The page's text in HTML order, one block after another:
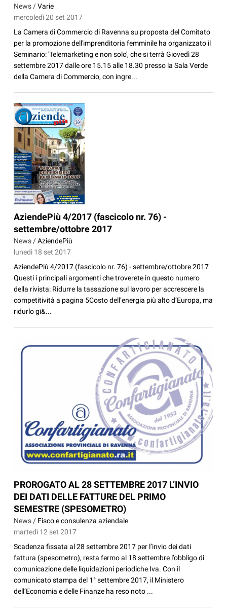
News /Varie
mercoledì 20 set 2017
La Camera di Commercio di Ravenna su proposta del Comitato
per la promozione dell'imprenditoria femminile ha organizzato il
Seminario: 'Telemarketing e non solo', che si terrà Giovedì 28
settembre 2017 dalle ore 15.15 alle 18.30 presso la Sala Verde
della Camera di Commercio, con ingre...
AziendePiù 4/2017 (fascicolo nr. 76) -
settembre/ottobre 2017
News /AziendePiù
lunedì 18 set 2017
AziendePiù 4/2017 (fascicolo nr. 76) - settembre/ottobre 2017
Questi i principali argomenti che troverete in questo numero
della rivista: Ridurre la tassazione sul lavoro per accrescere la
competitività a pagina 5Costo dell’energia più alto d’Europa, ma
ridurlo gi&...
PROROGATO AL 28 SETTEMBRE 2017 L’INVIO
DEI DATI DELLE FATTURE DEL PRIMO
SEMESTRE (SPESOMETRO)
News / Fisco e consulenza aziendale
martedì 12 set 2017
Scadenza fissata al 28 settembre 2017 per l’invio dei dati
fattura (spesometro), resta fermo al 18 settembre l’obbligo di
comunicazione delle liquidazioni periodiche Iva. Con il
comunicato stampa del 1° settembre 2017, il Ministero
dell’Economia e delle Finanze ha reso noto ...